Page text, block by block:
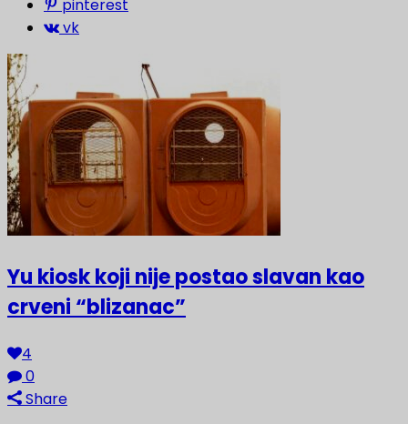
pinterest
vk
Yu kiosk koji nije postao slavan kao
crveni “blizanac”
4
0
Share